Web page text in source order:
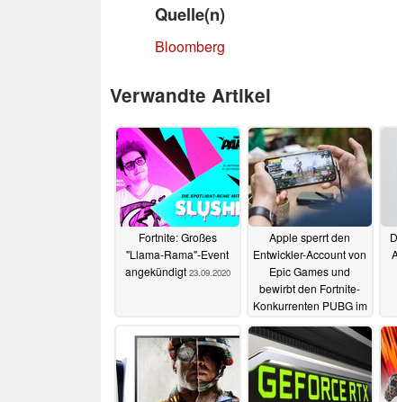
Quelle(n)
Bloomberg
Verwandte Artikel
Fortnite: Großes
"Llama-Rama"-Event
angekündigt 23.09.2020
Apple sperrt den
Entwickler-Account von
Epic Games und
bewirbt den Fortnite-
Konkurrenten PUBG im
31.08.2020